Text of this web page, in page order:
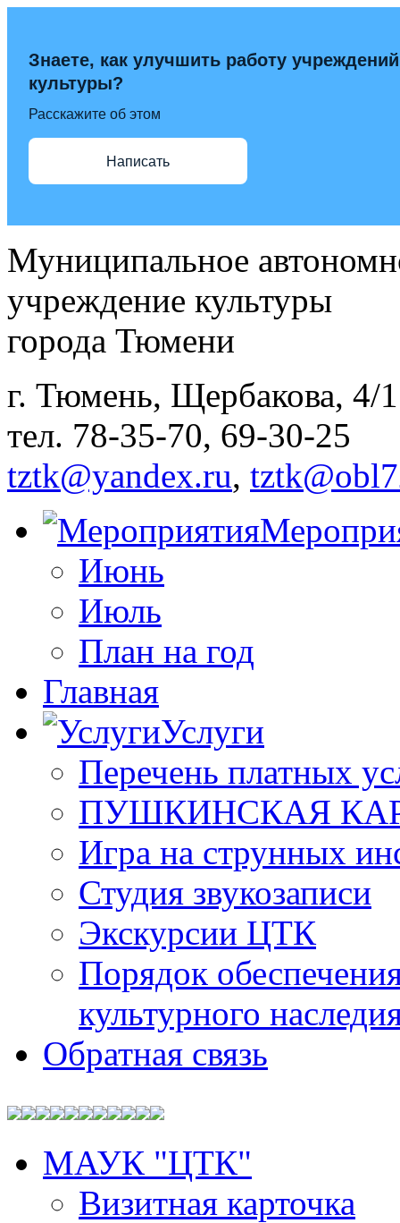
Знаете, как улучшить работу учреждений
культуры?
Расскажите об этом
Написать
Муниципальное
учреждение культуры
города Тюмени
г. Тюмень, Щербакова, 4/
тел. 78-35-70, 69-30-25
tztk@yandex.ru,
Июнь
Июль
План на год
Главная
Услуги
Перечень платных
ПУШКИНСКАЯ
Игра на струнных
Студия звукозаписи
Экскурсии ЦТК
Порядок
культурного
Обратная связь
МАУК "ЦТК"
Визитная карточка